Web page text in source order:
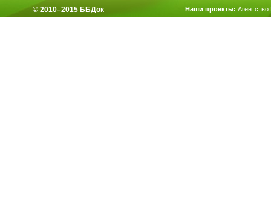
© 2010–2015 ББДок
Наши проекты: